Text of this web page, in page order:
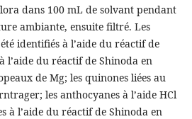
dans 100 mL de solvant pendant
ambiante, ensuite filtré. Les
identifiés à l’aide du réactif de
l’aide du réactif de Shinoda en
de Mg; les quinones liées au
les anthocyanes à l’aide HCl
à l’aide du réactif de Shinoda en